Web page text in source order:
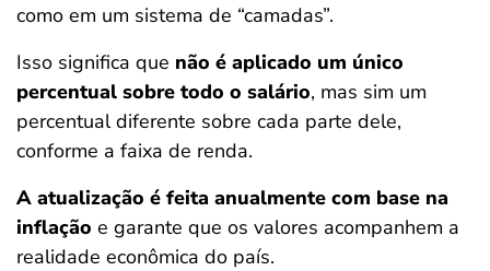
como em um sistema de “camadas”.
Isso significa que não é aplicado um único
percentual sobre todo o salário, mas sim um
percentual diferente sobre cada parte dele,
conforme a faixa de renda.
A atualização é feita anualmente com base na
inflação e garante que os valores acompanhem a
realidade econômica do país.